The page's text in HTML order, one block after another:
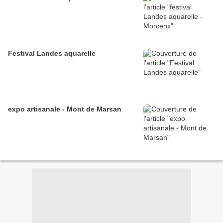
Festival Landes aquarelle
expo artisanale - Mont de Marsan